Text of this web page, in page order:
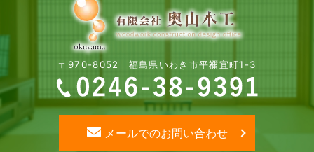
〒970-8052 福島県いわき市平禰宜町1-3
メールでのお問い合わせ